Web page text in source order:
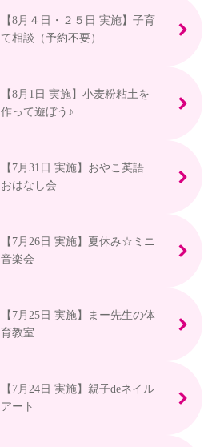
【8月４日・２５日 実施】子育
て相談（予約不要）
【8月1日 実施】小麦粉粘土を
作って遊ぼう♪
【7月31日 実施】おやこ英語
おはなし会
【7月26日 実施】夏休み☆ミニ
音楽会
【7月25日 実施】まー先生の体
育教室
【7月24日 実施】親子deネイル
アート